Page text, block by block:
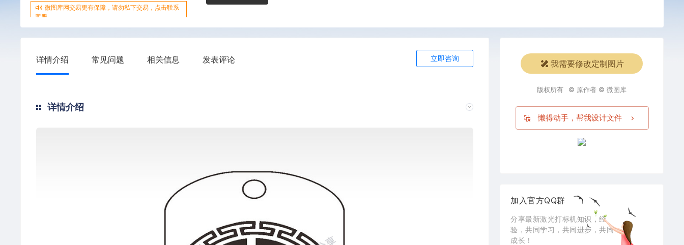
微图库网交易更有保障，请勿私下交易，点击联系
客服
详情介绍 常见问题 相关信息 发表评论 立即咨询
详情介绍
我需要修改定制图片
版权所有 © 原作者 © 微图库
懒得动手，帮我设计文件
加入官方QQ群
分享最新激光打标机知识，经
验，共同学习，共同进步，共同
成长！